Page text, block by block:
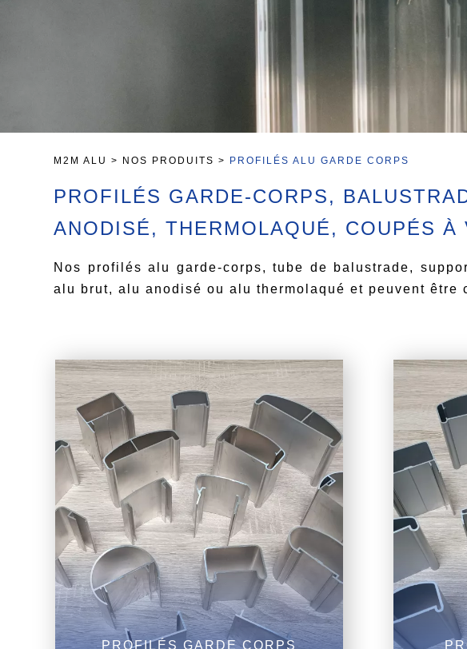
M2M ALU > NOS PRODUITS > PROFILÉS ALU GARDE CORPS
PROFILÉS GARDE-CORPS,
ANODISÉ, THERMOLAQUÉ, COUPÉS À
Nos profilés alu garde-corps, tube de balustrade,
alu brut, alu anodisé ou alu thermolaqué et peuvent être
PROFILÉS GARDE CORPS